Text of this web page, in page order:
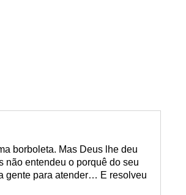
borboleta. Mas Deus lhe deu
não entendeu o porquê do seu
gente para atender… E resolveu